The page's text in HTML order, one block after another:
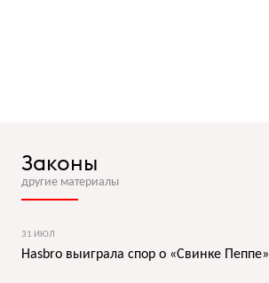
Законы
другие материалы
31 ИЮЛ
Hasbro выиграла спор о «Свинке Пеппе»